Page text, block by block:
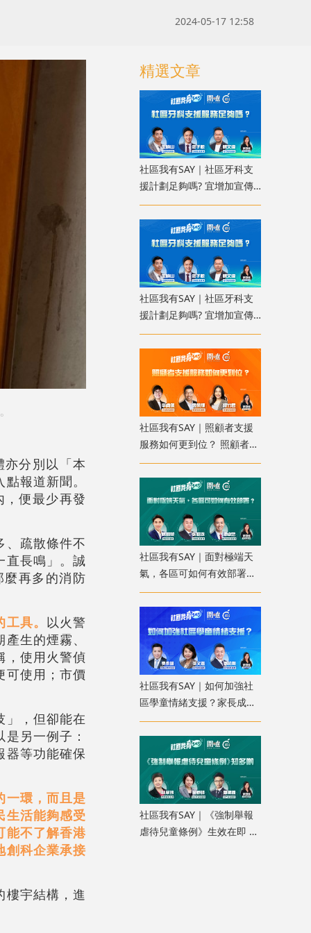
2024-05-17 12:58
分別以「本
報道新聞。
便最少再發
、疏散條件不
直長鳴」。誠
再多的消防
具。 以火警
生的煙霧、
，使用火警偵
可使用；市價
」，但卻能在
另一例子：
器等功能確保
一環，而且是
生活能夠感受
能不了解香港
創科企業承接
樓宇結構，進
精選文章
社區我有SAY｜社區牙科支
援計劃足夠嗎? 宜增加宣傳
使更多人受惠
社區我有SAY｜社區牙科支
援計劃足夠嗎? 宜增加宣傳
使更多人受惠
社區我有SAY｜照顧者支援
服務如何更到位？ 照顧者資
料庫讓服務更精準
社區我有SAY｜面對極端天
氣，各區可如何有效部署？
配合科技加強預報
社區我有SAY｜如何加強社
區學童情緒支援？家長成
「共行者」建價值觀教育
社區我有SAY｜《強制舉報
虐待兒童條例》生效在即 加